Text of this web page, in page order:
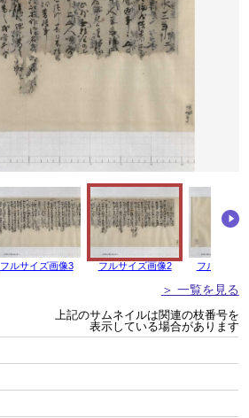
フルサイズ画像3 フルサイズ画像2 フルサイズ
＞ 一覧を見る
上記のサムネイルは関連の枝番号を
表示している場合があります